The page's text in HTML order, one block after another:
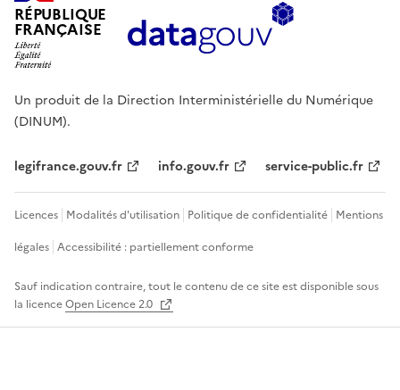
RÉPUBLIQUE
FRANÇAISE
Un produit de la Direction Interministérielle du Numérique
(DINUM).
legifrance.gouv.fr info.gouv.fr service-public.fr
Licences Modalités d'utilisation Politique de confidentialité Mentions
légales Accessibilité : partiellement conforme
Sauf indication contraire, tout le contenu de ce site est disponible sous
la licenceOpen Licence 2.0